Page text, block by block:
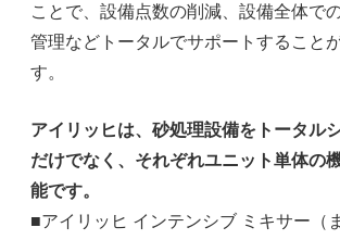
ことで、設備点数の削減、設備全体で
管理などトータルでサポートすること
す。
アイリッヒは、砂処理設備をトータル
だけでなく、それぞれユニット単体の
能です。
■アイリッヒ インテンシブ ミキサー